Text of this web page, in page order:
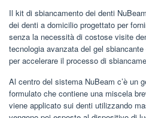
Il kit di sbiancamento dei denti
dei denti a domicilio progettato per
senza la necessità di costose visite
tecnologia avanzata del gel
per accelerare il processo di
Al centro del sistema NuBeam c’è un
formulato che contiene una miscela
viene applicato sui denti utilizzando